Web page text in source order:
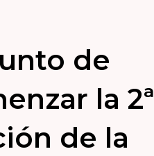
de
la 2ª
de la